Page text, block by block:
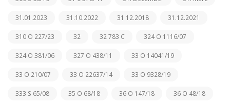
31.01.2023 31.10.2022 31.12.2018 31.12.2021
310 O 227/23 32 32 783 C 324 O 1116/07
324 O 381/06 327 O 438/11 33 O 14041/19
33 O 210/07 33 O 22637/14 33 O 9328/19
333 S 65/08 35 O 68/18 36 O 147/18 36 O 48/18